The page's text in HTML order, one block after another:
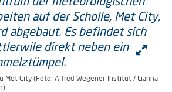
Met City (Foto: Alfred-Wegener-Institut / Lianna